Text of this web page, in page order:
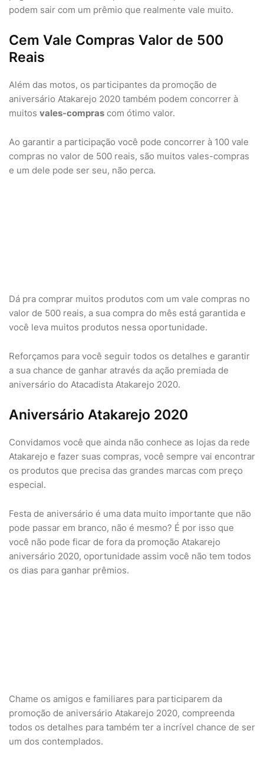
podem sair com um prêmio que realmente vale muito.
Cem Vale Compras Valor de 500
Reais
Além das motos, os participantes da promoção de
aniversário Atakarejo 2020 também podem concorrer à
muitos vales-compras com ótimo valor.
Ao garantir a participação você pode concorrer à 100 vale
compras no valor de 500 reais, são muitos vales-compras
e um dele pode ser seu, não perca.
Dá pra comprar muitos produtos com um vale compras no
valor de 500 reais, a sua compra do mês está garantida e
você leva muitos produtos nessa oportunidade.
Reforçamos para você seguir todos os detalhes e garantir
a sua chance de ganhar através da ação premiada de
aniversário do Atacadista Atakarejo 2020.
Aniversário Atakarejo 2020
Convidamos você que ainda não conhece as lojas da rede
Atakarejo e fazer suas compras, você sempre vai encontrar
os produtos que precisa das grandes marcas com preço
especial.
Festa de aniversário é uma data muito importante que não
pode passar em branco, não é mesmo? É por isso que
você não pode ficar de fora da promoção Atakarejo
aniversário 2020, oportunidade assim você não tem todos
os dias para ganhar prêmios.
Chame os amigos e familiares para participarem da
promoção de aniversário Atakarejo 2020, compreenda
todos os detalhes para também ter a incrível chance de ser
um dos contemplados.